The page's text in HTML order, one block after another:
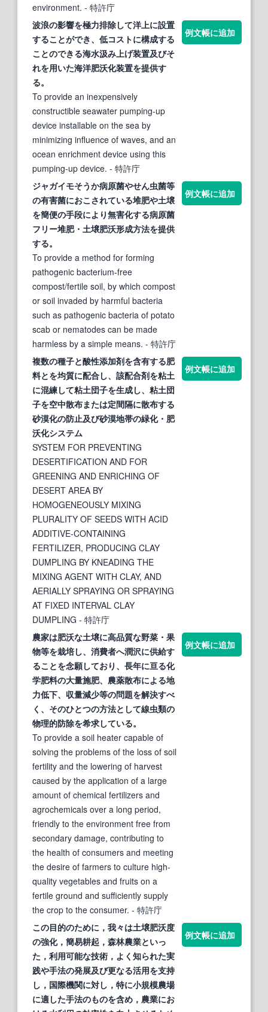
environment. - 特許庁
波浪の影響を極力排除して洋上に設置
することができ、低コストに構成する
ことのできる海水汲み上げ装置及びそ
れを用いた海洋肥沃化装置を提供す
る。
To provide an inexpensively
constructible seawater pumping-up
device installable on the sea by
minimizing influence of waves, and an
ocean enrichment device using this
pumping-up device. - 特許庁
例文帳に追加
ジャガイモそうか病原菌やせん虫菌等
の有害菌におこされている堆肥や土壌
を簡便の手段により無害化する病原菌
フリー堆肥・土壌肥沃形成方法を提供
する。
To provide a method for forming
pathogenic bacterium-free
compost/fertile soil, by which compost
or soil invaded by harmful bacteria
such as pathogenic bacteria of potato
scab or nematodes can be made
harmless by a simple means. - 特許庁
例文帳に追加
複数の種子と酸性添加剤を含有する肥
料とを均質に配合し、該配合剤を粘土
に混練して粘土団子を生成し、粘土団
子を空中散布または定間隔に散布する
砂漠化の防止及び砂漠地帯の緑化・ 肥
沃化システム
SYSTEM FOR PREVENTING
DESERTIFICATION AND FOR
GREENING AND ENRICHING OF
DESERT AREA BY
HOMOGENEOUSLY MIXING
PLURALITY OF SEEDS WITH ACID
ADDITIVE-CONTAINING
FERTILIZER, PRODUCING CLAY
DUMPLING BY KNEADING THE
MIXING AGENT WITH CLAY, AND
AERIALLY SPRAYING OR SPRAYING
AT FIXED INTERVAL CLAY
DUMPLING - 特許庁
例文帳に追加
農家は肥沃な土壌に高品質な野菜・果
物等を栽培し、消費者へ潤沢に供給す
ることを念願しており、長年に亘る化
学肥料の大量施肥、農薬散布による地
力低下、収量減少等の問題を解決すべ
く、そのひとつの方法として線虫類の
物理的防除を希求している。
To provide a soil heater capable of
solving the problems of the loss of soil
fertility and the lowering of harvest
caused by the application of a large
amount of chemical fertilizers and
agrochemicals over a long period,
friendly to the environment free from
secondary damage, contributing to
the health of consumers and meeting
the desire of farmers to culture high-
quality vegetables and fruits on a
fertile ground and sufficiently supply
the crop to the consumer. - 特許庁
例文帳に追加
この目的のために，我々は土壌肥沃度
の強化，簡易耕起，森林農業といっ
た，利用可能な技術，よく知られた実
践や手法の発展及び更なる活用を支持
し，国際機関に対し，特に小規模農場
に適した手法のものを含め，農業にお
例文帳に追加